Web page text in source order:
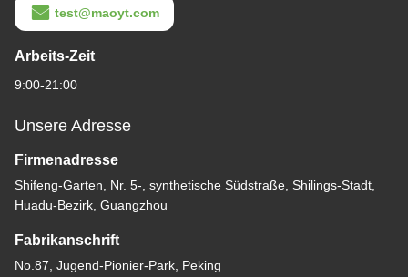
test@maoyt.com
Arbeits-Zeit
9:00-21:00
Unsere Adresse
Firmenadresse
Shifeng-Garten, Nr. 5-, synthetische Südstraße, Shilings-Stadt,
Huadu-Bezirk, Guangzhou
Fabrikanschrift
No.87, Jugend-Pionier-Park, Peking